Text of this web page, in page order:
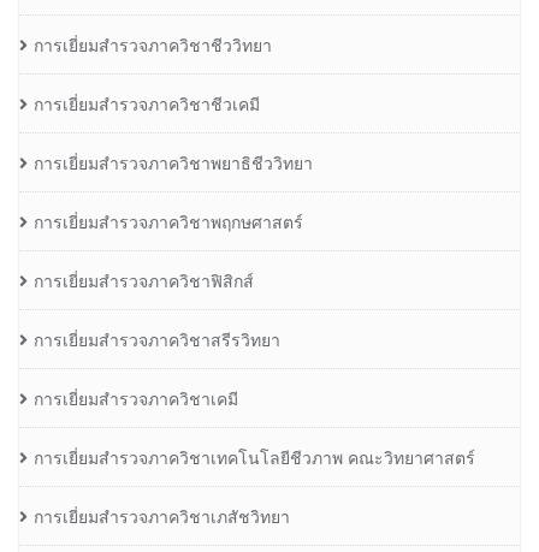
การเยี่ยมสำรวจภาควิชาชีววิทยา
การเยี่ยมสำรวจภาควิชาชีวเคมี
การเยี่ยมสำรวจภาควิชาพยาธิชีววิทยา
การเยี่ยมสำรวจภาควิชาพฤกษศาสตร์
การเยี่ยมสำรวจภาควิชาฟิสิกส์
การเยี่ยมสำรวจภาควิชาสรีรวิทยา
การเยี่ยมสำรวจภาควิชาเคมี
การเยี่ยมสำรวจภาควิชาเทคโนโลยีชีวภาพ คณะวิทยาศาสตร์
การเยี่ยมสำรวจภาควิชาเภสัชวิทยา